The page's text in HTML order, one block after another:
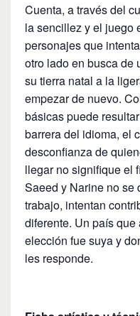
Cuenta, a través del
la sencillez y el juego
personajes que
otro lado en busca de
su tierra natal a la
empezar de nuevo.
básicas puede
barrera del idioma, el
desconfianza de
llegar no signifique el
Saeed y Narine no se
trabajo, intentan
diferente. Un país
elección fue suya y
les responde.